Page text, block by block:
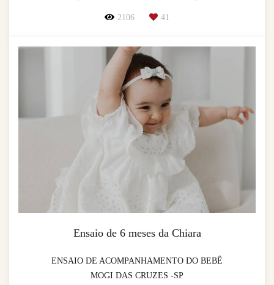
2106 41
Ensaio de 6 meses da Chiara
ENSAIO DE ACOMPANHAMENTO DO BEBÊ
MOGI DAS CRUZES -SP